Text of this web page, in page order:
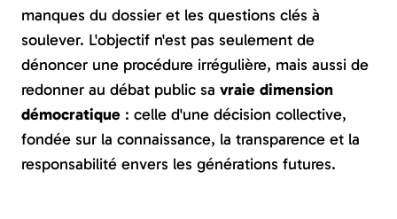
manques du dossier et les questions clés à
soulever. L'objectif n'est pas seulement de
dénoncer une procédure irrégulière, mais aussi de
redonner au débat public sa vraie dimension
démocratique : celle d'une décision collective,
fondée sur la connaissance, la transparence et la
responsabilité envers les générations futures.